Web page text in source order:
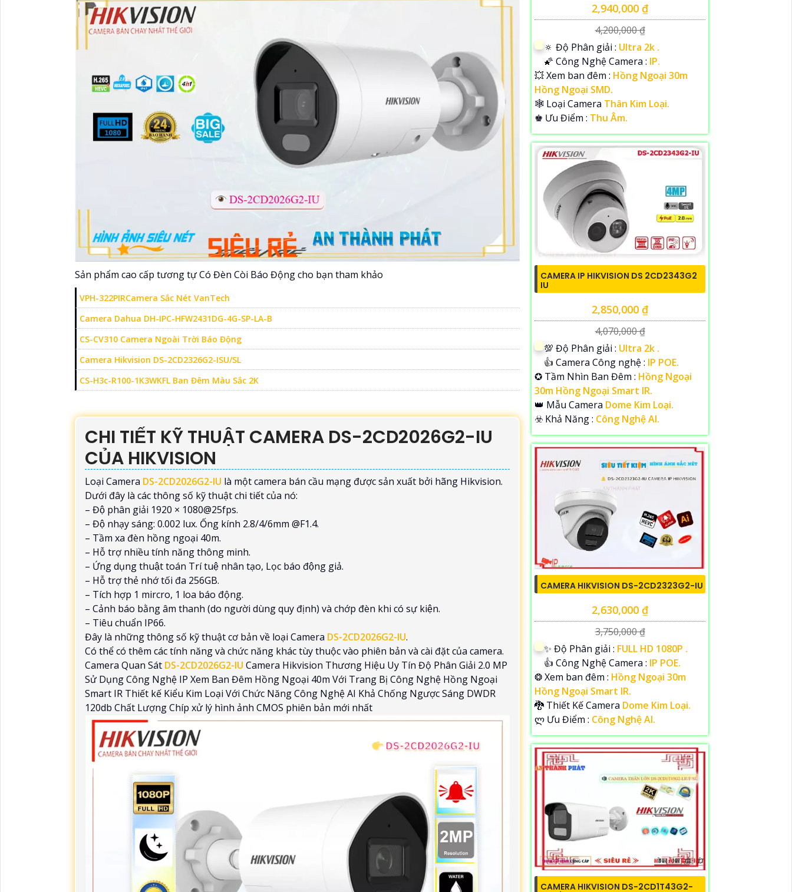
Sản phẩm cao cấp tương tự Có Đèn Còi Báo Động cho bạn tham khảo
VPH-322PIRCamera Sắc Nét VanTech
Camera Dahua DH-IPC-HFW2431DG-4G-SP-LA-B
CS-CV310 Camera Ngoài Trời Báo Động
Camera Hikvision DS-2CD2326G2-ISU/SL
CS-H3c-R100-1K3WKFL Ban Đêm Màu Sắc 2K
CHI TIẾT KỸ THUẬT CAMERA DS-2CD2026G2-IU
CỦA HIKVISION
Loại Camera DS-2CD2026G2-IU là một camera bán cầu mạng được sản xuất bởi hãng Hikvision.
Dưới đây là các thông số kỹ thuật chi tiết của nó:
– Độ phân giải 1920 × 1080@25fps.
– Độ nhạy sáng: 0.002 lux. Ống kính 2.8/4/6mm @F1.4.
– Tầm xa đèn hồng ngoại 40m.
– Hỗ trợ nhiều tính năng thông minh.
– Ứng dụng thuật toán Trí tuệ nhân tạo, Lọc báo động giả.
– Hỗ trợ thẻ nhớ tối đa 256GB.
– Tích hợp 1 mircro, 1 loa báo động.
– Cảnh báo bằng âm thanh (do người dùng quy định) và chớp đèn khi có sự kiện.
– Tiêu chuẩn IP66.
Đây là những thông số kỹ thuật cơ bản về loại Camera DS-2CD2026G2-IU.
Có thể có thêm các tính năng và chức năng khác tùy thuộc vào phiên bản và cài đặt của camera.
Camera Quan Sát DS-2CD2026G2-IU Camera Hikvision Thương Hiệu Uy Tín Độ Phân Giải 2.0 MP
Sử Dụng Công Nghệ IP Xem Ban Đêm Hồng Ngoại 40m Với Trang Bị Công Nghệ Hồng Ngoại
Smart IR Thiết kế Kiểu Kim Loại Với Chức Năng Công Nghệ AI Khả Chống Ngược Sáng DWDR
120db Chất Lượng Chíp xử lý hình ảnh CMOS phiên bản mới nhất
2,940,000 ₫
4,200,000 ₫
🔅 Độ Phân giải : Ultra 2k .
🌠 Công Nghệ Camera : IP.
💥 Xem ban đêm : Hồng Ngoại 30m
Hồng Ngoại SMD.
🕸️ Loại Camera Thân Kim Loại.
️♚ Ưu Điểm : Thu Âm.
CAMERA IP HIKVISION DS 2CD2343G2
IU
2,850,000 ₫
4,070,000 ₫
💯 Độ Phân giải : Ultra 2k .
👍 Camera Công nghệ : IP POE.
✪ Tầm Nhìn Ban Đêm : Hồng Ngoại
30m Hồng Ngoại Smart IR.
👑 Mẫu Camera Dome Kim Loại.
️☣️ Khả Năng : Công Nghệ AI.
CAMERA HIKVISION DS-2CD2323G2-IU
2,630,000 ₫
3,750,000 ₫
✨ Độ Phân giải : FULL HD 1080P .
👍 Công Nghệ Camera : IP POE.
❂ Xem ban đêm : Hồng Ngoại 30m
Hồng Ngoại Smart IR.
🐉️ Thiết Kế Camera Dome Kim Loại.
️ლ Ưu Điểm : Công Nghệ AI.
CAMERA HIKVISION DS-2CD1T43G2-